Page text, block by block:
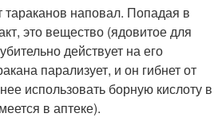
тараканов наповал. Попадая в
это вещество (ядовитое для
действует на его
парализует, и он гибнет от
использовать борную кислоту в
в аптеке).